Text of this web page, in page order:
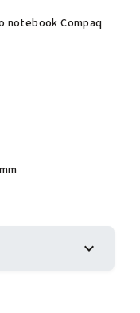
notebook Compaq
expand_more